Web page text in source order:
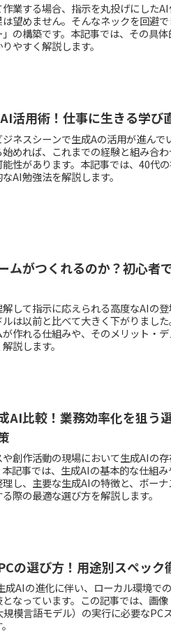
業する場合、指示を丸投げにした
望めません。そんなネックを回避
の構築です。本記事では、その具
やすく解説します。
活用術！仕事に生きる学び
ネスシーンで生成Aの活用が進んで
めれば、これまでの経験と組み合
性があります。本記事では、40代
AI勉強法を解説します。
ムがつくれるのか？初心者
解して指示に応えられる高度なAIの
は以前と比べて大きく下がりました
作れる仕組みや、そのメリット・
説します。
AI比較！業務効率化を狙う
創作活動の現場において生成AIの
記事では、生成AIの基本的な仕組み
理し、主要な生成AIの特徴と、ボー
際の最適な選び方を解説します。
の選び方！用途別スペック
成AIの進化に伴い、ローカル環境で
なっています。この記事では、画
模言語モデル）の実行に必要なPC